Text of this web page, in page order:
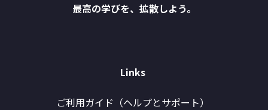
最高の学びを、拡散しよう。
Links
ご利用ガイド（ヘルプとサポート）